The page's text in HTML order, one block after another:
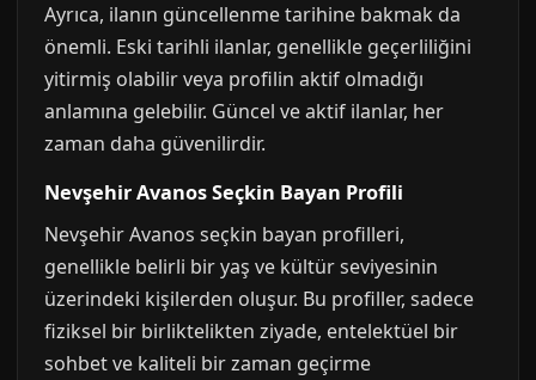
Ayrıca, ilanın güncellenme tarihine bakmak da
önemli. Eski tarihli ilanlar, genellikle geçerliliğini
yitirmiş olabilir veya profilin aktif olmadığı
anlamına gelebilir. Güncel ve aktif ilanlar, her
zaman daha güvenilirdir.
Nevşehir Avanos Seçkin Bayan Profili
Nevşehir Avanos seçkin bayan profilleri,
genellikle belirli bir yaş ve kültür seviyesinin
üzerindeki kişilerden oluşur. Bu profiller, sadece
fiziksel bir birliktelikten ziyade, entelektüel bir
sohbet ve kaliteli bir zaman geçirme